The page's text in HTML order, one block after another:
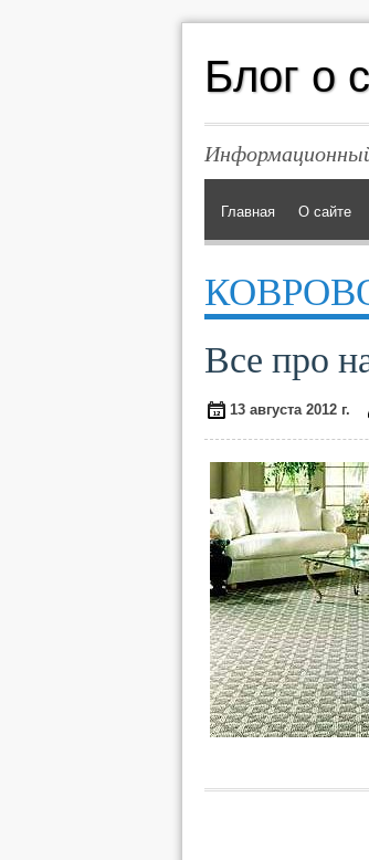
Блог о
Главная О сайте
Все про
13 августа 2012 г.